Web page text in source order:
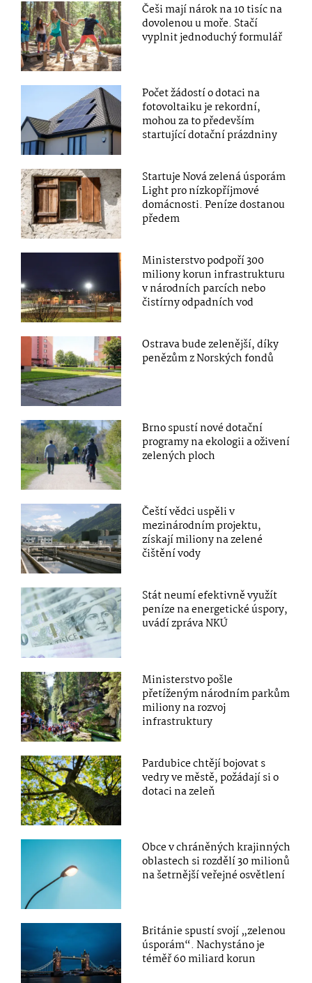
Češi mají nárok na 10 tisíc na
dovolenou u moře. Stačí
vyplnit jednoduchý formulář
Počet žádostí o dotaci na
fotovoltaiku je rekordní,
mohou za to především
startující dotační prázdniny
Startuje Nová zelená úsporám
Light pro nízkopříjmové
domácnosti. Peníze dostanou
předem
Ministerstvo podpoří 300
miliony korun infrastrukturu
v národních parcích nebo
čistírny odpadních vod
Ostrava bude zelenější, díky
penězům z Norských fondů
Brno spustí nové dotační
programy na ekologii a oživení
zelených ploch
Čeští vědci uspěli v
mezinárodním projektu,
získají miliony na zelené
čištění vody
Stát neumí efektivně využít
peníze na energetické úspory,
uvádí zpráva NKÚ
Ministerstvo pošle
přetíženým národním parkům
miliony na rozvoj
infrastruktury
Pardubice chtějí bojovat s
vedry ve městě, požádají si o
dotaci na zeleň
Obce v chráněných krajinných
oblastech si rozdělí 30 milionů
na šetrnější veřejné osvětlení
Británie spustí svojí „zelenou
úsporám“. Nachystáno je
téměř 60 miliard korun